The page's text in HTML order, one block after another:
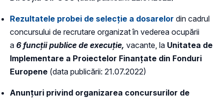
Rezultatele probei de selecție a dosarelor din cadrul
concursului de recrutare organizat în vederea ocupării
a 6 funcții publice de execuție, vacante, la Unitatea de
Implementare a Proiectelor Finanțate din Fonduri
Europene (data publicării: 21.07.2022)
Anunțuri privind organizarea concursurilor de